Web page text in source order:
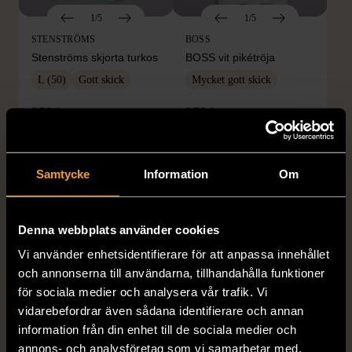
Samtycke Information Om
Denna webbplats använder cookies
Vi använder enhetsidentifierare för att anpassa innehållet
och annonserna till användarna, tillhandahålla funktioner
för sociala medier och analysera vår trafik. Vi
vidarebefordrar även sådana identifierare och annan
information från din enhet till de sociala medier och
annons- och analysföretag som vi samarbetar med.
1/5
STENSTRÖMS
Stenströms skjorta turkos
L (50) Gott skick
259 kr
1/5
BOSS
BOSS vit pikétröja
Mycket gott skick
279 kr
1/5
BY TEESHOPPEN
By TeeShoppen 2-delar
1/5
HILDITCH & KEY
Hilditch & Key linneskjorta